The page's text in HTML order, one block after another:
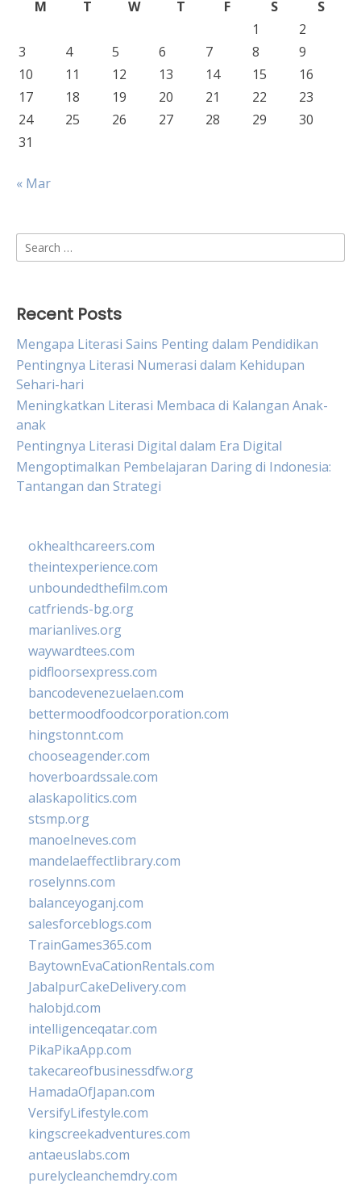
M T W T F S
S
1
2
3
4 5 6 7 8
9
10
11 12 13 14 15
16
17
18 19 20 21 22
23
24
25 26 27 28 29
30
31
« Mar
Search
for:
Recent Posts
Mengapa Literasi Sains Penting dalam Pendidikan
Pentingnya Literasi Numerasi dalam Kehidupan
Sehari-hari
Meningkatkan Literasi Membaca di Kalangan Anak-
anak
Pentingnya Literasi Digital dalam Era Digital
Mengoptimalkan Pembelajaran Daring di Indonesia:
Tantangan dan Strategi
okhealthcareers.com
theintexperience.com
unboundedthefilm.com
catfriends-bg.org
marianlives.org
waywardtees.com
pidfloorsexpress.com
bancodevenezuelaen.com
bettermoodfoodcorporation.com
hingstonnt.com
chooseagender.com
hoverboardssale.com
alaskapolitics.com
stsmp.org
manoelneves.com
mandelaeffectlibrary.com
roselynns.com
balanceyoganj.com
salesforceblogs.com
TrainGames365.com
BaytownEvaCationRentals.com
JabalpurCakeDelivery.com
halobjd.com
intelligenceqatar.com
PikaPikaApp.com
takecareofbusinessdfw.org
HamadaOfJapan.com
VersifyLifestyle.com
kingscreekadventures.com
antaeuslabs.com
purelycleanchemdry.com